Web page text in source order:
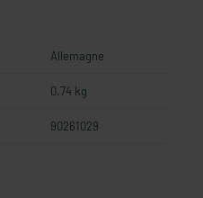
Allemagne
0.74 kg
90261029